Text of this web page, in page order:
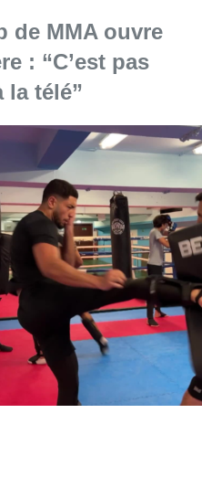
de MMA ouvre
: “C’est pas
la télé”